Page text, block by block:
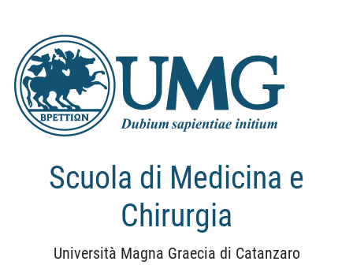
Scuola di Medicina e
Chirurgia
Università Magna Graecia di Catanzaro